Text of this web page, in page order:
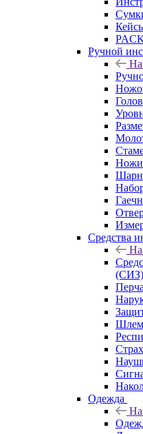
Ручной
Ножи
Средства
(СИЗ)
Одежда